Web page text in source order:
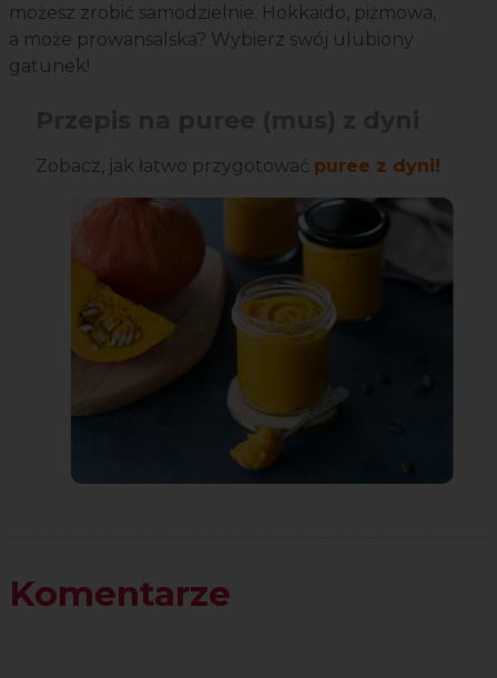
możesz zrobić samodzielnie. Hokkaido, piżmowa,
a może prowansalska? Wybierz swój ulubiony
gatunek!
Zobacz, jak łatwo przygotować puree z dyni!
Komentarze